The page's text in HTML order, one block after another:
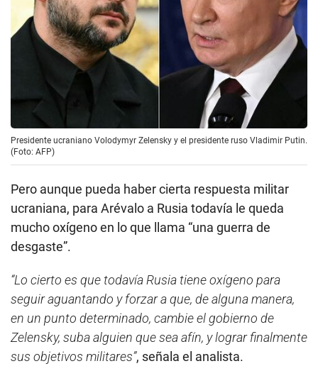
Presidente ucraniano Volodymyr Zelensky y el presidente ruso Vladimir Putin.
(Foto: AFP)
Pero aunque pueda haber cierta respuesta militar
ucraniana, para Arévalo a Rusia todavía le queda
mucho oxígeno en lo que llama “una guerra de
desgaste”.
“Lo cierto es que todavía Rusia tiene oxígeno para
seguir aguantando y forzar a que, de alguna manera,
en un punto determinado, cambie el gobierno de
Zelensky, suba alguien que sea afín, y lograr finalmente
sus objetivos militares”, señala el analista.